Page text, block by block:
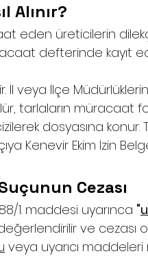
Alınır?
eden üreticilerin
defterinde kayıt
İl veya İlçe
tarlaların müracaat
dosyasına
Kenevir Ekim İzin
Cezası
1. maddesi uyarınca "
ve cezası
veya uyarıcı maddeleri